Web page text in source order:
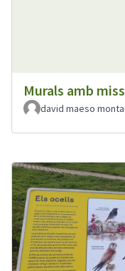
Murals amb
david maeso